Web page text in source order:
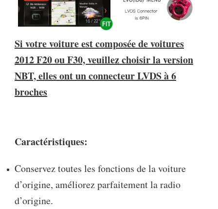
Si votre voiture est composée de voitures
2012 F20 ou F30, veuillez choisir la version
NBT, elles ont un connecteur LVDS à 6
broches
Caractéristiques:
Conservez toutes les fonctions de la voiture
d’origine, améliorez parfaitement la radio
d’origine.